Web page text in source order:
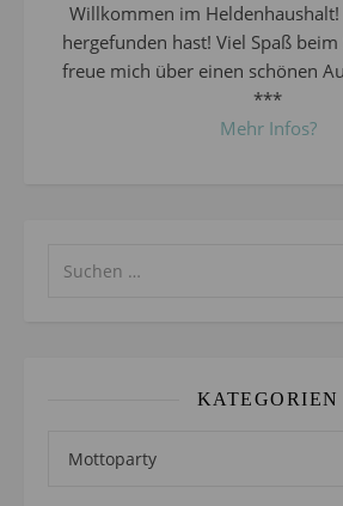
Willkommen im Heldenhaushalt!
hergefunden hast! Viel Spaß
freue mich über einen schönen
***
Mehr Infos?
KATEGORIEN